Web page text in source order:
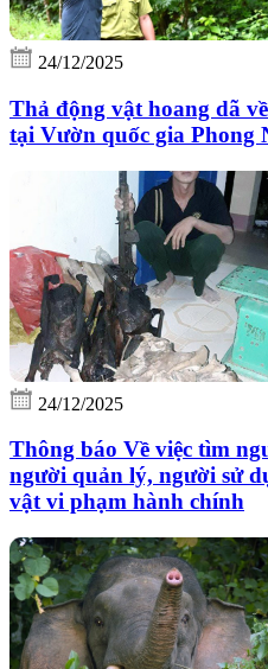
24/12/2025
Thả động vật hoang dã
tại Vườn quốc gia Phong
24/12/2025
Thông báo Về việc tìm
người quản lý, người sử
vật vi phạm hành chính